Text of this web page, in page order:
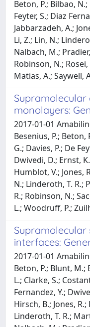
Beton, P.; Bilbao,
Feyter, S.; Diaz
Jabbarzadeh, A.;
Li, Z.; Lin, N.;
Nalbach, M.;
Robinson, N.;
Matias, A.; Saywell,
Supramolecular
monolayers:
2017-01-01
Besenius, P.; Beton,
G.; Davies, P.; De
Dwivedi, D.; Ernst,
Humblot, V.; Jones,
N.; Linderoth, T. R.;
R.; Robinson, N.;
L.; Woodruff, P.;
Supramolecular
interfaces:
2017-01-01
Beton, P.; Blunt, M.;
L.; Clarke, S.;
Fernandez, Y.;
Hirsch, B.; Jones,
Linderoth, T. R.;